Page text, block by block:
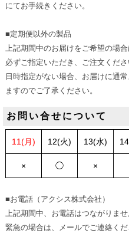
にてお手続きください。
■定期便以外の製品
上記期間中のお届けをご希望の場合
必ずご指定いただき、ご注文くださ
日時指定がない場合、お届けに通
ますのでご了承ください。
お問い合せについて
11(月) 12(火) 13(水)
× ◯ ×
■お電話（アクシス株式会社）
上記期間中、お電話はつながりませ
緊急の場合は、メールでご連絡く